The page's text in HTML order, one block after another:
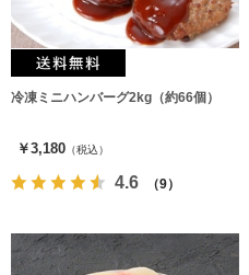
冷凍ミニハンバーグ2kg（約66個）
￥3,180 （税込）
4.6 （9）